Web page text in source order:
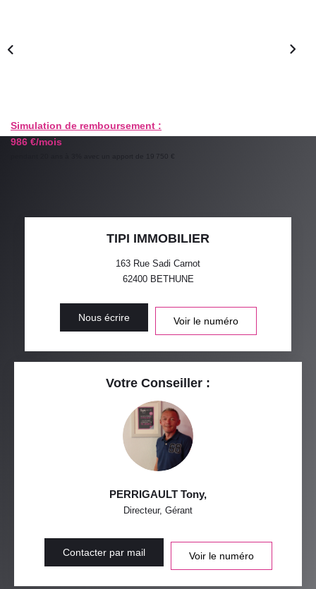
Simulation de remboursement :
986 €/mois
pendant 20 ans à 3% avec un apport de 19 750 €
TIPI IMMOBILIER
163 Rue Sadi Carnot
62400 BETHUNE
Nous écrire Voir le numéro
Votre Conseiller :
PERRIGAULT Tony,
Directeur, Gérant
Contacter par mail Voir le numéro